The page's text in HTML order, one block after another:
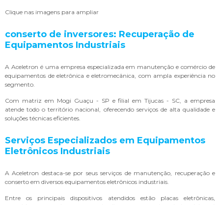
Clique nas imagens para ampliar
conserto de inversores: Recuperação de
Equipamentos Industriais
A Aceletron é uma empresa especializada em manutenção e comércio de
equipamentos de eletrônica e eletromecânica, com ampla experiência no
segmento.
Com matriz em Mogi Guaçu - SP e filial em Tijucas - SC, a empresa
atende todo o território nacional, oferecendo serviços de alta qualidade e
soluções técnicas eficientes.
Serviços Especializados em Equipamentos
Eletrônicos Industriais
A Aceletron destaca-se por seus serviços de manutenção, recuperação e
conserto em diversos equipamentos eletrônicos industriais.
Entre os principais dispositivos atendidos estão placas eletrônicas,